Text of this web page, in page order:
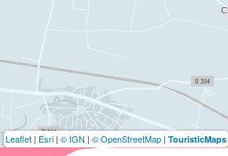
Leaflet | Esri | © IGN | © OpenStreetMap | TouristicMaps